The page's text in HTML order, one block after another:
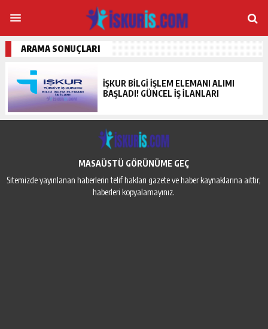
ARAMA SONUÇLARI
İŞKUR BILGI İŞLEM ELEMANI ALIMI
BAŞLADI! GÜNCEL İŞ İLANLARI
MASAÜSTÜ GÖRÜNÜME GEÇ
Sitemizde yayınlanan haberlerin telif hakları gazete ve haber kaynaklarına aittir,
haberleri kopyalamayınız.